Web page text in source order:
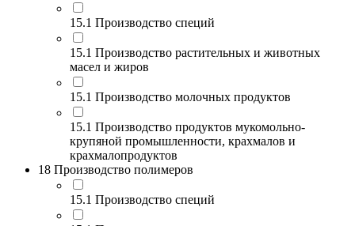
15.1 Производство специй
15.1 Производство растительных и животных
масел и жиров
15.1 Производство молочных продуктов
15.1 Производство продуктов мукомольно-
крупяной промышленности, крахмалов и
крахмалопродуктов
18 Производство полимеров
15.1 Производство специй